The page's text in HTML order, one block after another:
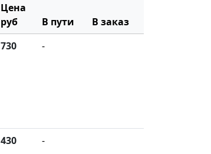
Цена
руб
В пути
В заказ
730 -
430 -